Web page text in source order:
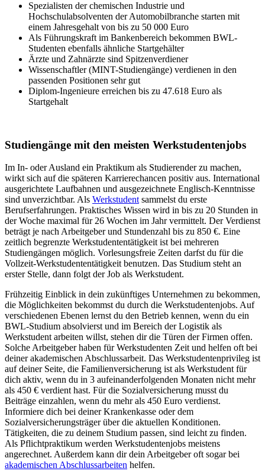
Spezialisten der chemischen Industrie und
Hochschulabsolventen der Automobilbranche starten mit
einem Jahresgehalt von bis zu 50 000 Euro
Als Führungskraft im Bankenbereich bekommen BWL-
Studenten ebenfalls ähnliche Startgehälter
Ärzte und Zahnärzte sind Spitzenverdiener
Wissenschaftler (MINT-Studiengänge) verdienen in den
passenden Positionen sehr gut
Diplom-Ingenieure erreichen bis zu 47.618 Euro als
Startgehalt
Studiengänge mit den meisten Werkstudentenjobs
Im In- oder Ausland ein Praktikum als Studierender zu machen,
wirkt sich auf die späteren Karrierechancen positiv aus. International
ausgerichtete Laufbahnen und ausgezeichnete Englisch-Kenntnisse
sind unverzichtbar. Als Werkstudentsammelst du erste
Berufserfahrungen. Praktisches Wissen wird in bis zu 20 Stunden in
der Woche maximal für 26 Wochen im Jahr vermittelt. Der Verdienst
beträgt je nach Arbeitgeber und Stundenzahl bis zu 850 €. Eine
zeitlich begrenzte Werkstudententätigkeit ist bei mehreren
Studiengängen möglich. Vorlesungsfreie Zeiten darfst du für die
Vollzeit-Werkstudententätigkeit benutzen. Das Studium steht an
erster Stelle, dann folgt der Job als Werkstudent.
Frühzeitig Einblick in dein zukünftiges Unternehmen zu bekommen,
die Möglichkeiten bekommst du durch die Werkstudentenjobs. Auf
verschiedenen Ebenen lernst du den Betrieb kennen, wenn du ein
BWL-Studium absolvierst und im Bereich der Logistik als
Werkstudent arbeiten willst, stehen dir die Türen der Firmen offen.
Solche Arbeitgeber haben für Werkstudenten Zeit und helfen oft bei
deiner akademischen Abschlussarbeit. Das Werkstudentenprivileg ist
auf deiner Seite, die Familienversicherung ist als Werkstudent für
dich aktiv, wenn du in 3 aufeinanderfolgenden Monaten nicht mehr
als 450 € verdient hast. Für die Sozialversicherung musst du
Beiträge einzahlen, wenn du mehr als 450 Euro verdienst.
Informiere dich bei deiner Krankenkasse oder dem
Sozialversicherungsträger über die aktuellen Konditionen.
Tätigkeiten, die zu deinem Studium passen, sind leicht zu finden.
Als Pflichtpraktikum werden Werkstudentenjobs meistens
angerechnet. Außerdem kann dir dein Arbeitgeber oft sogar bei
akademischen Abschlussarbeiten helfen.